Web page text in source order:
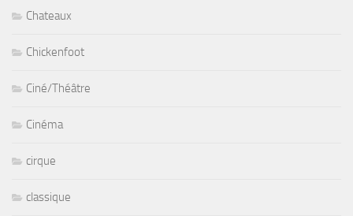
Chateaux
Chickenfoot
Ciné/Théâtre
Cinéma
cirque
classique